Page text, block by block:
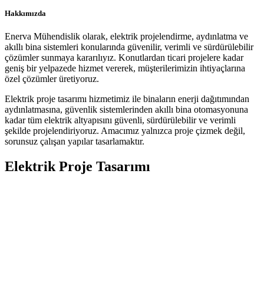
Hakkımızda
Enerva Mühendislik olarak, elektrik projelendirme, aydınlatma ve
akıllı bina sistemleri konularında güvenilir, verimli ve sürdürülebilir
çözümler sunmaya kararılıyız. Konutlardan ticari projelere kadar
geniş bir yelpazede hizmet vererek, müşterilerimizin ihtiyaçlarına
özel çözümler üretiyoruz.
Elektrik proje tasarımı hizmetimiz ile binaların enerji dağıtımından
aydınlatmasına, güvenlik sistemlerinden akıllı bina otomasyonuna
kadar tüm elektrik altyapısını güvenli, sürdürülebilir ve verimli
şekilde projelendiriyoruz. Amacımız yalnızca proje çizmek değil,
sorunsuz çalışan yapılar tasarlamaktır.
Elektrik Proje Tasarımı